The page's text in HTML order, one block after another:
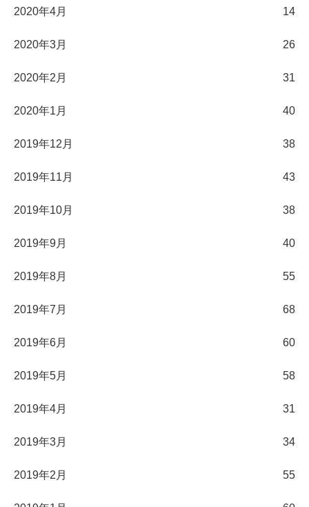
2020年4月 14
2020年3月 26
2020年2月 31
2020年1月 40
2019年12月 38
2019年11月 43
2019年10月 38
2019年9月 40
2019年8月 55
2019年7月 68
2019年6月 60
2019年5月 58
2019年4月 31
2019年3月 34
2019年2月 55